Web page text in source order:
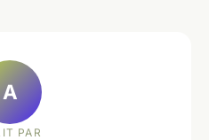
A
PAR